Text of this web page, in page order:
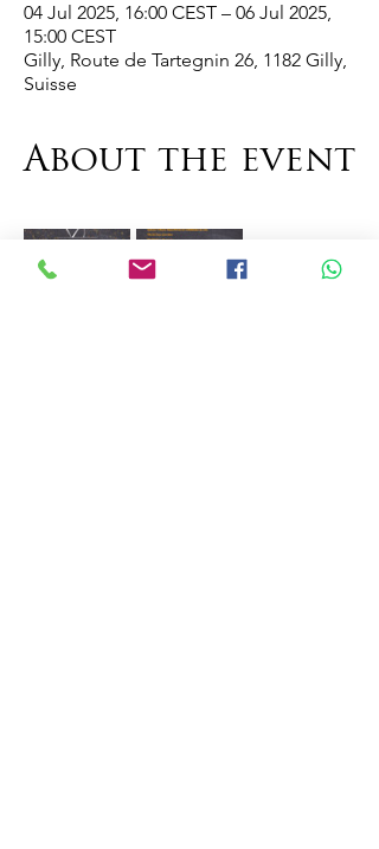
04 Jul 2025, 16:00 CEST – 06 Jul 2025,
15:00 CEST
Gilly, Route de Tartegnin 26, 1182 Gilly,
Suisse
About the event